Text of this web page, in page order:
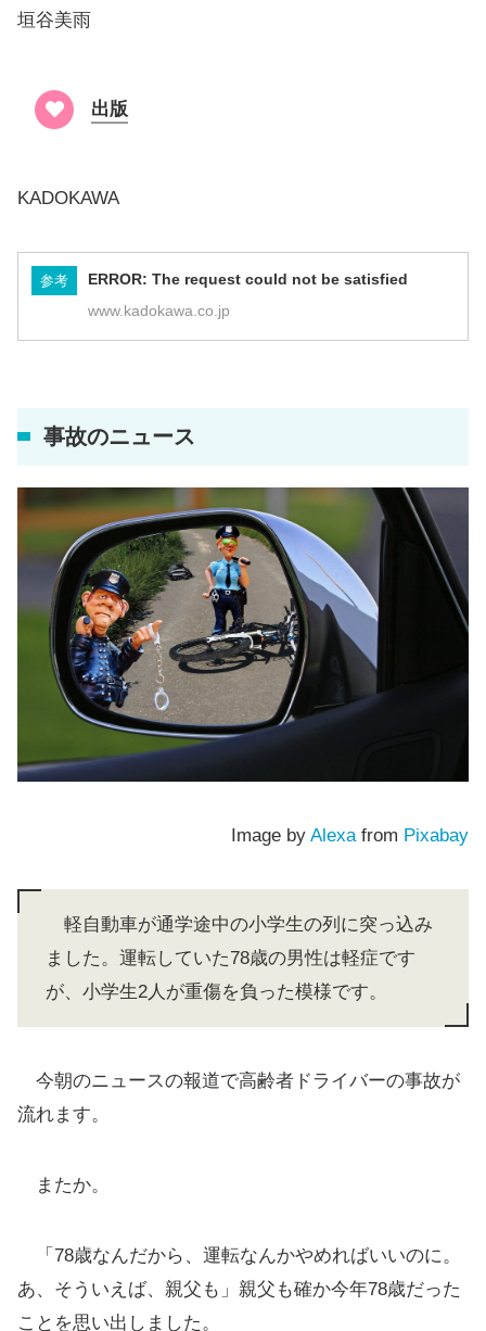
垣谷美雨
出版
KADOKAWA
参考 ERROR: The request could not be satisfied
www.kadokawa.co.jp
事故のニュース
Image by Alexafrom Pixabay
軽自動車が通学途中の小学生の列に突っ込み
ました。運転していた78歳の男性は軽症です
が、小学生2人が重傷を負った模様です。
今朝のニュースの報道で高齢者ドライバーの事故が
流れます。
またか。
「78歳なんだから、運転なんかやめればいいのに。
あ、そういえば、親父も」親父も確か今年78歳だった
ことを思い出しました。